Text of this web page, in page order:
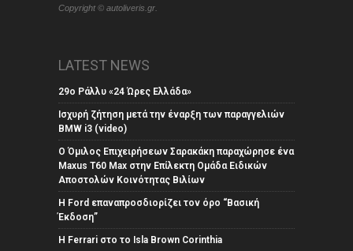
Copyright © autoliveris.gr.
LATEST NEWS
29ο Ράλλυ «24 Ώρες Ελλάδα»
Ισχυρή ζήτηση μετά την έναρξη των παραγγελιών
BMW i3 (video)
Ο Όμιλος Επιχειρήσεων Σαρακάκη παραχώρησε ένα
Maxus T60 Max στην Επίλεκτη Ομάδα Ειδικών
Αποστολών Κοινότητας Βιλίων
Η Ford επαναπροσδιορίζει τον όρο “Βασική
Έκδοση”
Η Ferrari στο το Isla Brown Corinthia